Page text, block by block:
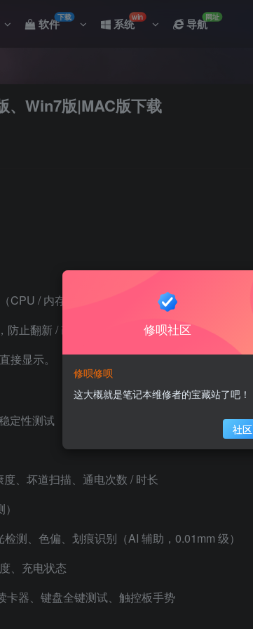
软件下载 系统win 导航网址
、Win7版|MAC版下载
（CPU / 内存 / 硬盘 / 显卡）
，防止翻新 / 改装机
直接显示。
定性测试
度、坏道扫描、通电次数 / 时长
测、色偏、划痕识别（AI 辅助，0.01mm 级）
、充电状态
卡器、键盘全键测试、触控板手势
修呗社区
修呗修呗
这大概就是笔记本维修者的宝藏站了吧！
社区